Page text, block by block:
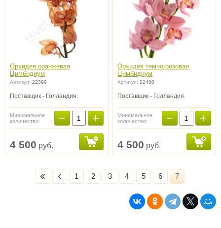
Орхидея оранжевая
Цимбидиум
Артикул: 22399
Поставщик - Голландия.
Минимальное
количество:
− +
4 500 руб.
Орхидея темно-розовая
Цимбидиум
Артикул: 22400
Поставщик - Голландия.
Минимальное
количество:
− +
4 500 руб.
1 2 3 4 5 6 7